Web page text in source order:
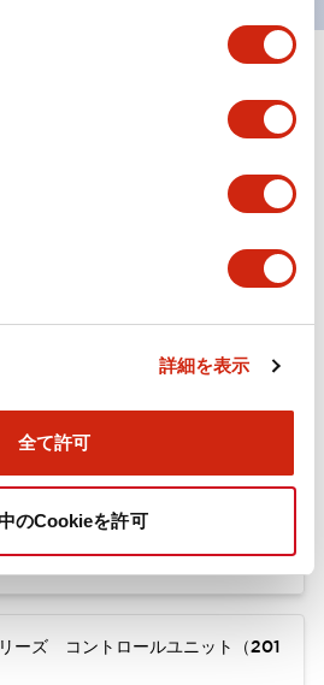
詳細を表示
全て許可
のCookieを許可
イル
ロールユニット（2025年6月版）
ーズ コントロールユニット（201